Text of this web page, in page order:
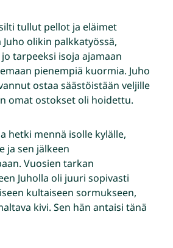
tullut pellot ja eläimet
olikin palkkatyössä,
tarpeeksi isoja ajamaan
pienempiä kuormia. Juho
ostaa säästöistään veljille
omat ostokset oli hoidettu.
hetki mennä isolle kylälle,
ja sen jälkeen
Vuosien tarkan
Juholla oli juuri sopivasti
kultaiseen sormukseen,
kivi. Sen hän antaisi tänä